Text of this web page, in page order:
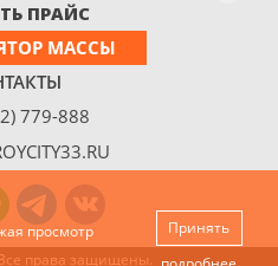
ПРАЙС
МАССЫ
779-888
права защищены.
просмотр
Принять